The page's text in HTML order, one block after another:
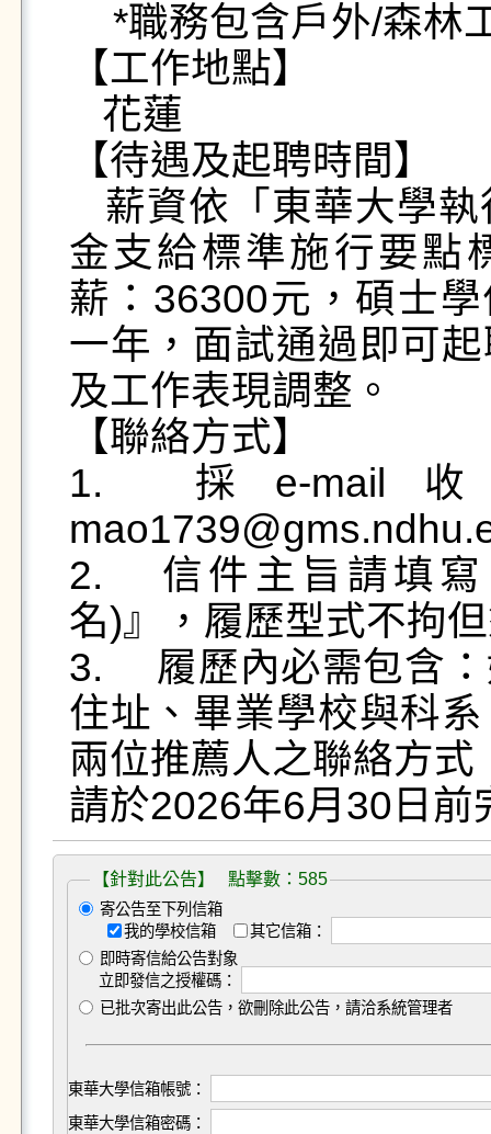
【工作地點】
【待遇及起聘時間】
金支給標準施行要點
薪：36300元，碩士
一年，面試通過即可
及工作表現調整。
【聯絡方式】
1.	採e-mail收件方式，請寄至
2.	信件主旨請填寫：『應徵專任助理-(您的大
名)』，履歷型式不拘
3.	履歷內必需包含：姓名、性別、生日、大頭照、
住址、畢業學校與科
兩位推薦人之聯絡方式
【針對此公告】 點擊數：585
寄公告至下列信箱
我的學校信箱
其它信箱：
即時寄信給公告對象
立即發信之授權碼：
已批次寄出此公告，欲刪除此公告，請洽系統管理者
東華大學信箱帳號：
東華大學信箱密碼：